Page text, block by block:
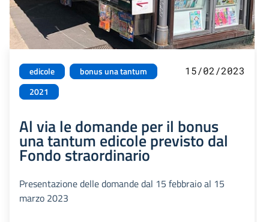
edicole
bonus una tantum
2021
15/02/2023
Al via le domande per il bonus
una tantum edicole previsto dal
Fondo straordinario
Presentazione delle domande dal 15 febbraio al 15
marzo 2023